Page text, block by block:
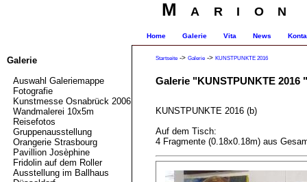
Home Galerie Vita News
Startseite ->Galerie ->KUNSTPUNKTE 2016
Galerie "KUNSTPUNKTE 2016
KUNSTPUNKTE 2016 (b)
Auf dem Tisch:
4 Fragmente (0.18x0.18m) aus
Galerie
Auswahl Galeriemappe
Fotografie
Kunstmesse Osnabrück 2006
Wandmalerei 10x5m
Reisefotos
Gruppenausstellung
Orangerie Strasbourg
Pavillion Josèphine
Fridolin auf dem Roller
Ausstellung im Ballhaus